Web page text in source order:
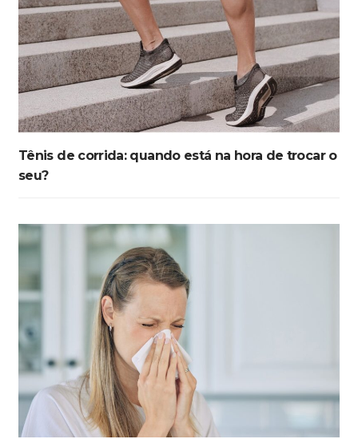
Tênis de corrida: quando está na hora de trocar o
seu?